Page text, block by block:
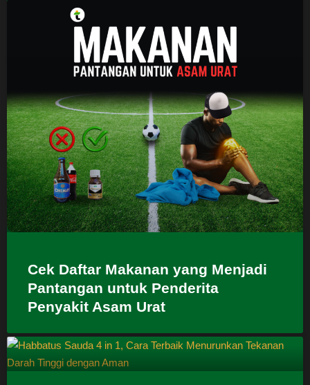
Cek Daftar Makanan yang Menjadi
Pantangan untuk Penderita
Penyakit Asam Urat